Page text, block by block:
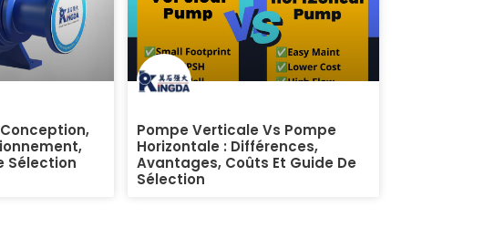
Sélection
Pompe Verticale Vs Pompe
Horizontale : Différences,
Avantages, Coûts Et Guide De
Sélection